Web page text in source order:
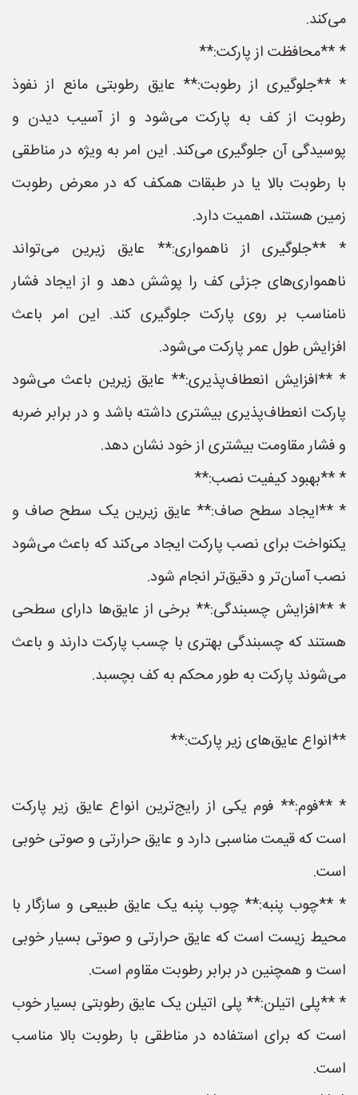
می‌کند.
* **محافظت از پارکت:**
* **جلوگیری از رطوبت:** عایق رطوبتی مانع از نفوذ
رطوبت از کف به پارکت می‌شود و از آسیب دیدن و
پوسیدگی آن جلوگیری می‌کند. این امر به ویژه در مناطقی
با رطوبت بالا یا در طبقات همکف که در معرض رطوبت
زمین هستند، اهمیت دارد.
* **جلوگیری از ناهمواری:** عایق زیرین می‌تواند
ناهمواری‌های جزئی کف را پوشش دهد و از ایجاد فشار
نامناسب بر روی پارکت جلوگیری کند. این امر باعث
افزایش طول عمر پارکت می‌شود.
* **افزایش انعطاف‌پذیری:** عایق زیرین باعث می‌شود
پارکت انعطاف‌پذیری بیشتری داشته باشد و در برابر ضربه
و فشار مقاومت بیشتری از خود نشان دهد.
* **بهبود کیفیت نصب:**
* **ایجاد سطح صاف:** عایق زیرین یک سطح صاف و
یکنواخت برای نصب پارکت ایجاد می‌کند که باعث می‌شود
نصب آسان‌تر و دقیق‌تر انجام شود.
* **افزایش چسبندگی:** برخی از عایق‌ها دارای سطحی
هستند که چسبندگی بهتری با چسب پارکت دارند و باعث
می‌شوند پارکت به طور محکم به کف بچسبد.
**انواع عایق‌های زیر پارکت:**
* **فوم:** فوم یکی از رایج‌ترین انواع عایق زیر پارکت
است که قیمت مناسبی دارد و عایق حرارتی و صوتی خوبی
است.
* **چوب پنبه:** چوب پنبه یک عایق طبیعی و سازگار با
محیط زیست است که عایق حرارتی و صوتی بسیار خوبی
است و همچنین در برابر رطوبت مقاوم است.
* **پلی اتیلن:** پلی اتیلن یک عایق رطوبتی بسیار خوب
است که برای استفاده در مناطقی با رطوبت بالا مناسب
است.